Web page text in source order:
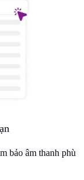
bảo âm thanh phù